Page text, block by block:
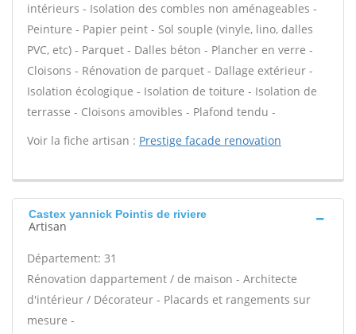
intérieurs - Isolation des combles non aménageables -
Peinture - Papier peint - Sol souple (vinyle, lino, dalles
PVC, etc) - Parquet - Dalles béton - Plancher en verre -
Cloisons - Rénovation de parquet - Dallage extérieur -
Isolation écologique - Isolation de toiture - Isolation de
terrasse - Cloisons amovibles - Plafond tendu -
Voir la fiche artisan : Prestige facade renovation
Castex yannick Pointis de riviere
Artisan
Département: 31
Rénovation dappartement / de maison - Architecte
d'intérieur / Décorateur - Placards et rangements sur
mesure -